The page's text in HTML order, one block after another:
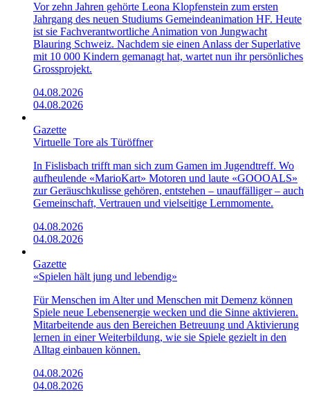
Vor zehn Jahren gehörte Leona Klopfenstein zum ersten
Jahrgang des neuen Studiums Gemeindeanimation HF. Heute
ist sie Fachverantwortliche Animation von Jungwacht
Blauring Schweiz. Nachdem sie einen Anlass der Superlative
mit 10 000 Kindern gemanagt hat, wartet nun ihr persönliches
Grossprojekt.
04.08.2026
04.08.2026
Gazette
Virtuelle Tore als Türöffner
In Fislisbach trifft man sich zum Gamen im Jugendtreff. Wo
aufheulende «Mario­Kart»­ Motoren und laute «GOOOALS»
zur Geräuschkulisse gehören, entstehen – unauffälliger – auch
Gemeinschaft, Vertrauen und vielseitige Lernmomente.
04.08.2026
04.08.2026
Gazette
«Spielen hält jung und lebendig»
Für Menschen im Alter und Menschen mit Demenz können
Spiele neue Lebensenergie wecken und die Sinne aktivieren.
Mitarbeitende aus den Bereichen Betreuung und Aktivierung
lernen in einer Weiterbildung, wie sie Spiele gezielt in den
Alltag einbauen können.
04.08.2026
04.08.2026